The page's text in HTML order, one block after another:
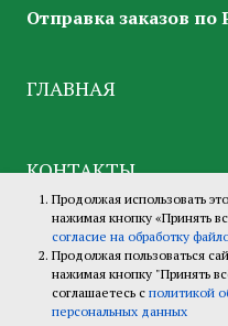
Продолжая использовать
нажимая кнопку «Принять
согласие на обработку
Продолжая пользоваться
нажимая кнопку "Принять
соглашаетесь с политикой
персональных данных
Отправка заказов по
ГЛАВНАЯ
КОНТАКТЫ